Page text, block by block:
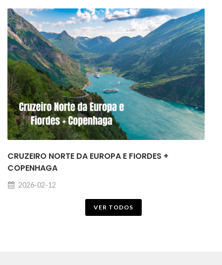
CRUZEIRO NORTE DA EUROPA E FIORDES +
COPENHAGA
2026-02-12
VER TODOS